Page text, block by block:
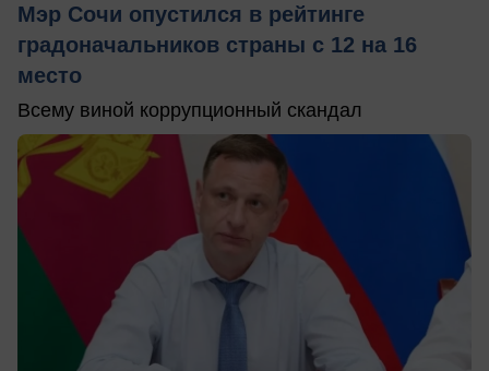
Мэр Сочи опустился в рейтинге
градоначальников страны с 12 на 16
место
Всему виной коррупционный скандал